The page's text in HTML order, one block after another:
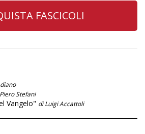
FASCICOLI
Stefani
Vangelo" di Luigi Accattoli